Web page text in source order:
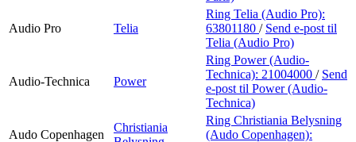
Audio Pro Telia
Ring Telia (Audio Pro):
63801180 / Send e-post til
Telia (Audio Pro)
Audio-Technica Power
Ring Power (Audio-
Technica): 21004000 / Send
e-post til Power (Audio-
Technica)
Audo Copenhagen
Christiania
Ring Christiania Belysning
(Audo Copenhagen):